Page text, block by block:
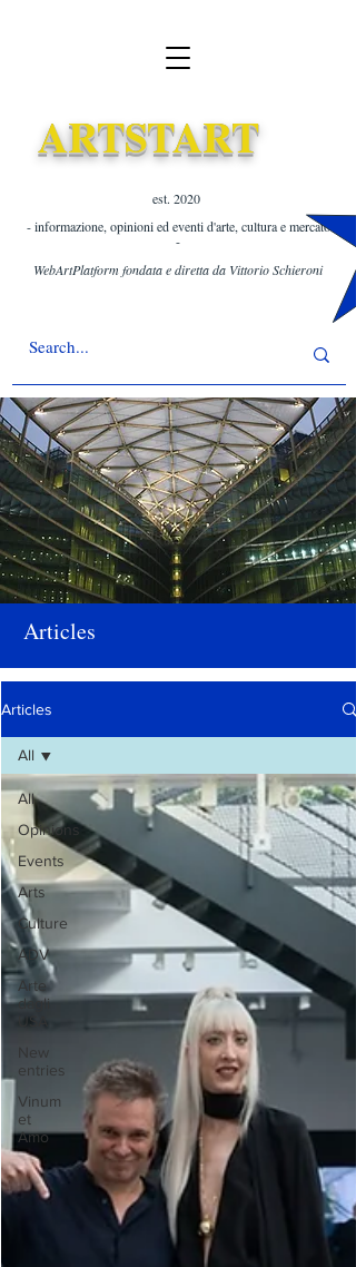
ARTSTART
est. 2020 ​
- informazione, opinioni ed eventi d'arte, cultura e mercato
-
WebArtPlatform fondata e diretta da Vittorio Schieroni
Articles
Articles
All
Opinions
Events
Arts
Culture
ADV
Arte
dagli
USA
New
entries
Vinum
et
Amo
All